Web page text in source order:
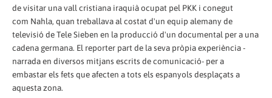
de visitar una vall cristiana iraquià ocupat pel PKK i conegut
com Nahla, quan treballava al costat d'un equip alemany de
televisió de Tele Sieben en la producció d'un documental per a una
cadena germana. El reporter part de la seva pròpia experiència -
narrada en diversos mitjans escrits de comunicació- per a
embastar els fets que afecten a tots els espanyols desplaçats a
aquesta zona.